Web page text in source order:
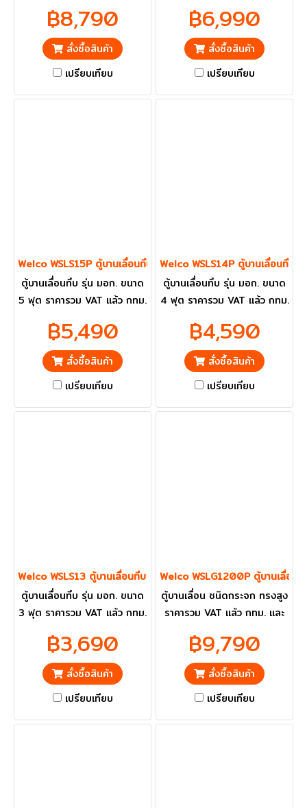
฿8,790
สั่งซื้อสินค้า
เปรียบเทียบ
฿6,990
สั่งซื้อสินค้า
เปรียบเทียบ
Welco WSLS15P ตู้บานเลื่อนทึบ ขนาด 5 ฟุต
ตู้บานเลื่อนทึบ รุ่น มอก. ขนาด
5 ฟุต ราคารวม VAT แล้ว กทม.
฿5,490
สั่งซื้อสินค้า
เปรียบเทียบ
Welco WSLS14P ตู้บานเลื่อนทึบ
ตู้บานเลื่อนทึบ รุ่น มอก. ขนาด
4 ฟุต ราคารวม VAT แล้ว กทม.
฿4,590
สั่งซื้อสินค้า
เปรียบเทียบ
Welco WSLS13 ตู้บานเลื่อนทึบ ขนาด 3 ฟุต
ตู้บานเลื่อนทึบ รุ่น มอก. ขนาด
3 ฟุต ราคารวม VAT แล้ว กทม.
฿3,690
สั่งซื้อสินค้า
เปรียบเทียบ
Welco WSLG1200P ตู้บานเลื่อน
ตู้บานเลื่อน ชนิดกระจก ทรงสูง
ราคารวม VAT แล้ว กทม. และ
฿9,790
สั่งซื้อสินค้า
เปรียบเทียบ